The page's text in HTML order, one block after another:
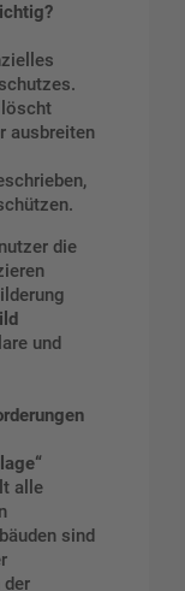
löscht
ausbreiten
die
und
alle
sind
der